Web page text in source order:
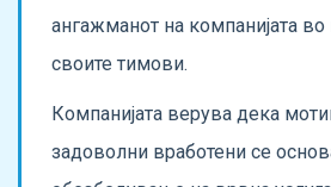
ангажманот на компанијата
своите тимови.
Компанијата верува дека
задоволни вработени се